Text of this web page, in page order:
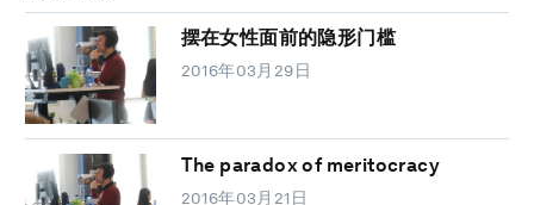
摆在女性面前的隐形门槛
2016年03月29日
The paradox of meritocracy
2016年03月21日